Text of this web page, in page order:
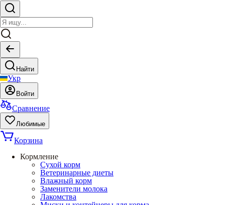
Найти
Укр
Войти
Сравнение
Любимые
Корзина
Кормление
Сухой корм
Ветеринарные диеты
Влажный корм
Заменители молока
Лакомства